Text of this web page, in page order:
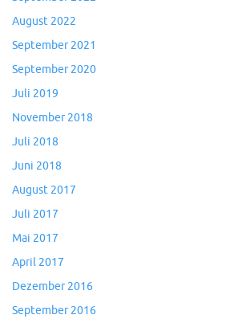
August 2022
September 2021
September 2020
Juli 2019
November 2018
Juli 2018
Juni 2018
August 2017
Juli 2017
Mai 2017
April 2017
Dezember 2016
September 2016